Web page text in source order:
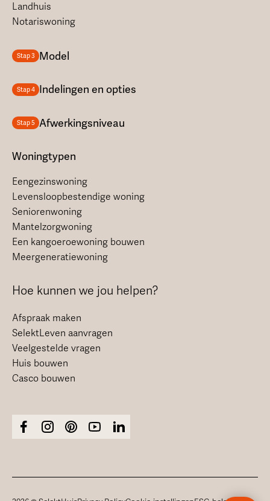
Landhuis
Notariswoning
Stap 3 Model
Stap 4 Indelingen en opties
Stap 5 Afwerkingsniveau
Woningtypen
Eengezinswoning
Levensloopbestendige woning
Seniorenwoning
Mantelzorgwoning
Een kangoeroewoning bouwen
Meergeneratiewoning
Hoe kunnen we jou helpen?
Afspraak maken
SelektLeven aanvragen
Veelgestelde vragen
Huis bouwen
Casco bouwen